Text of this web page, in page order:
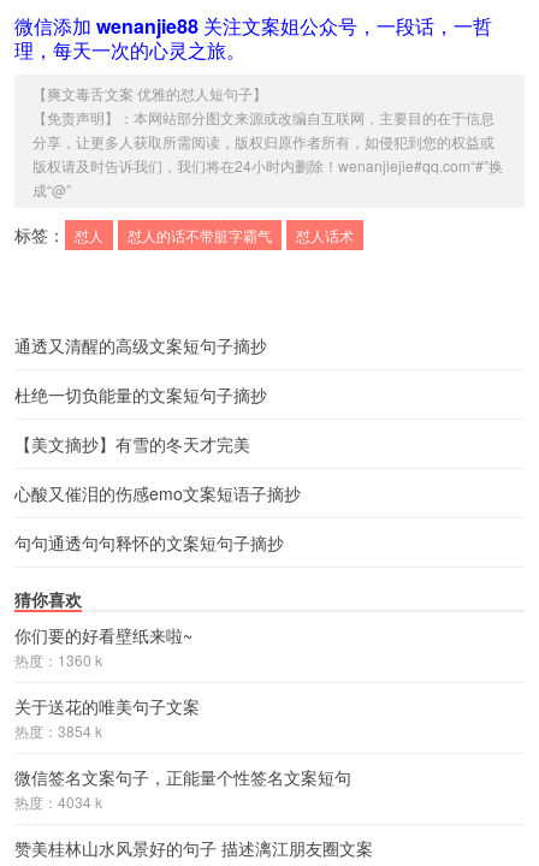
微信添加 wenanjie88 关注文案姐公众号，一段话，一哲
理，每天一次的心灵之旅。
【爽文毒舌文案 优雅的怼人短句子】
【免责声明】：本网站部分图文来源或改编自互联网，主要目的在于信息
分享，让更多人获取所需阅读，版权归原作者所有，如侵犯到您的权益或
版权请及时告诉我们，我们将在24小时内删除！wenanjiejie#qq.com“#”换
成“@”
标签： 怼人 怼人的话不带脏字霸气 怼人话术
通透又清醒的高级文案短句子摘抄
杜绝一切负能量的文案短句子摘抄
【美文摘抄】有雪的冬天才完美
心酸又催泪的伤感emo文案短语子摘抄
句句通透句句释怀的文案短句子摘抄
猜你喜欢
你们要的好看壁纸来啦~
热度：1360 k
关于送花的唯美句子文案
热度：3854 k
微信签名文案句子，正能量个性签名文案短句
热度：4034 k
赞美桂林山水风景好的句子 描述漓江朋友圈文案